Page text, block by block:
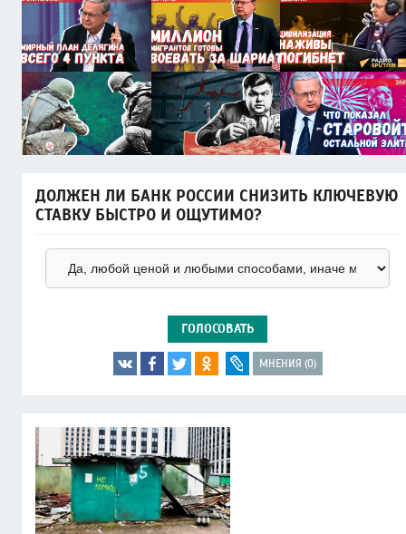
ДОЛЖЕН ЛИ БАНК РОССИИ СНИЗИТЬ КЛЮЧЕВУЮ
СТАВКУ БЫСТРО И ОЩУТИМО?
ГОЛОСОВАТЬ
МНЕНИЯ (0)